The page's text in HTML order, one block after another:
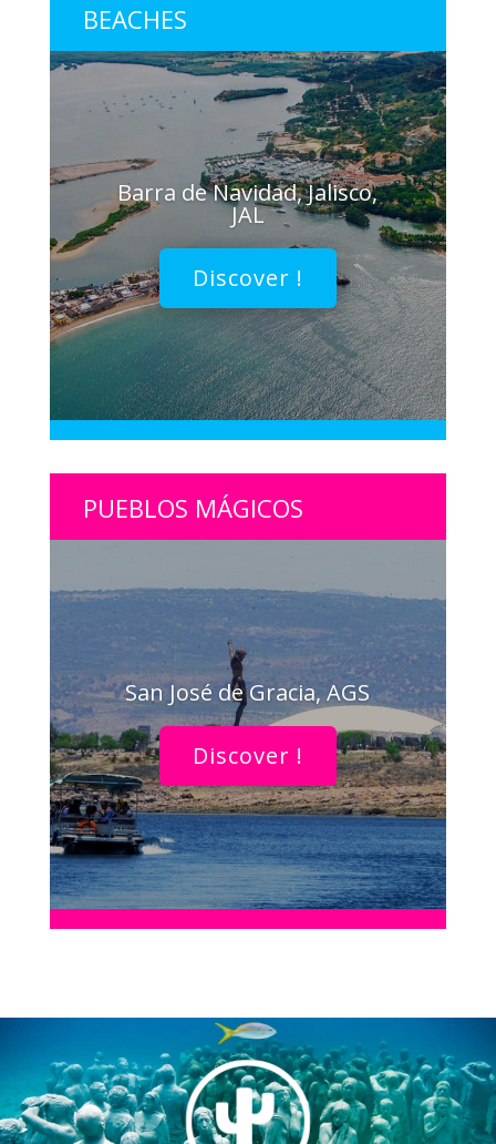
BEACHES
Barra de Navidad, Jalisco,
JAL
Discover !
PUEBLOS MÁGICOS
San José de Gracia, AGS
Discover !